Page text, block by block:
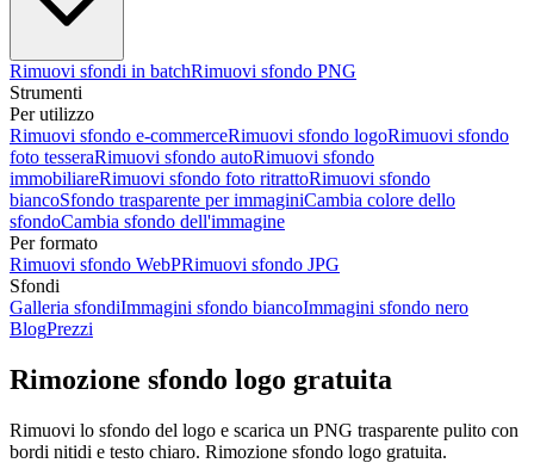
Rimuovi sfondi in batchRimuovi sfondo PNG
Strumenti
Per utilizzo
Rimuovi sfondo e-commerceRimuovi sfondo logoRimuovi sfondo
foto tesseraRimuovi sfondo autoRimuovi sfondo
immobiliareRimuovi sfondo foto ritrattoRimuovi sfondo
biancoSfondo trasparente per immaginiCambia colore dello
sfondoCambia sfondo dell'immagine
Per formato
Rimuovi sfondo WebPRimuovi sfondo JPG
Sfondi
Galleria sfondiImmagini sfondo biancoImmagini sfondo nero
BlogPrezzi
Rimozione sfondo logo gratuita
Rimuovi lo sfondo del logo e scarica un PNG trasparente pulito con
bordi nitidi e testo chiaro. Rimozione sfondo logo gratuita.